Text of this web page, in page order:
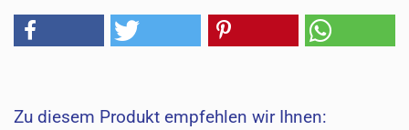
Zu diesem Produkt empfehlen wir Ihnen: